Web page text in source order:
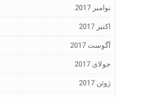
نوامبر 2017
اکتبر 2017
آگوست 2017
جولای 2017
ژوئن 2017